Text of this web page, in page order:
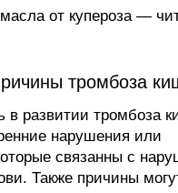
от купероза —
тромбоза
развитии тромбоза
нарушения или
связанны с
Также причины